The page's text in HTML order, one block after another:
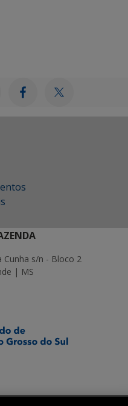
Cunha s/n - Bloco 2
| MS